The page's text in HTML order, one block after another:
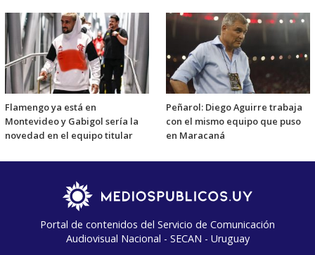
Flamengo ya está en
Montevideo y Gabigol sería la
novedad en el equipo titular
Peñarol: Diego Aguirre trabaja
con el mismo equipo que puso
en Maracaná
Portal de contenidos del Servicio de Comunicación
Audiovisual Nacional - SECAN - Uruguay